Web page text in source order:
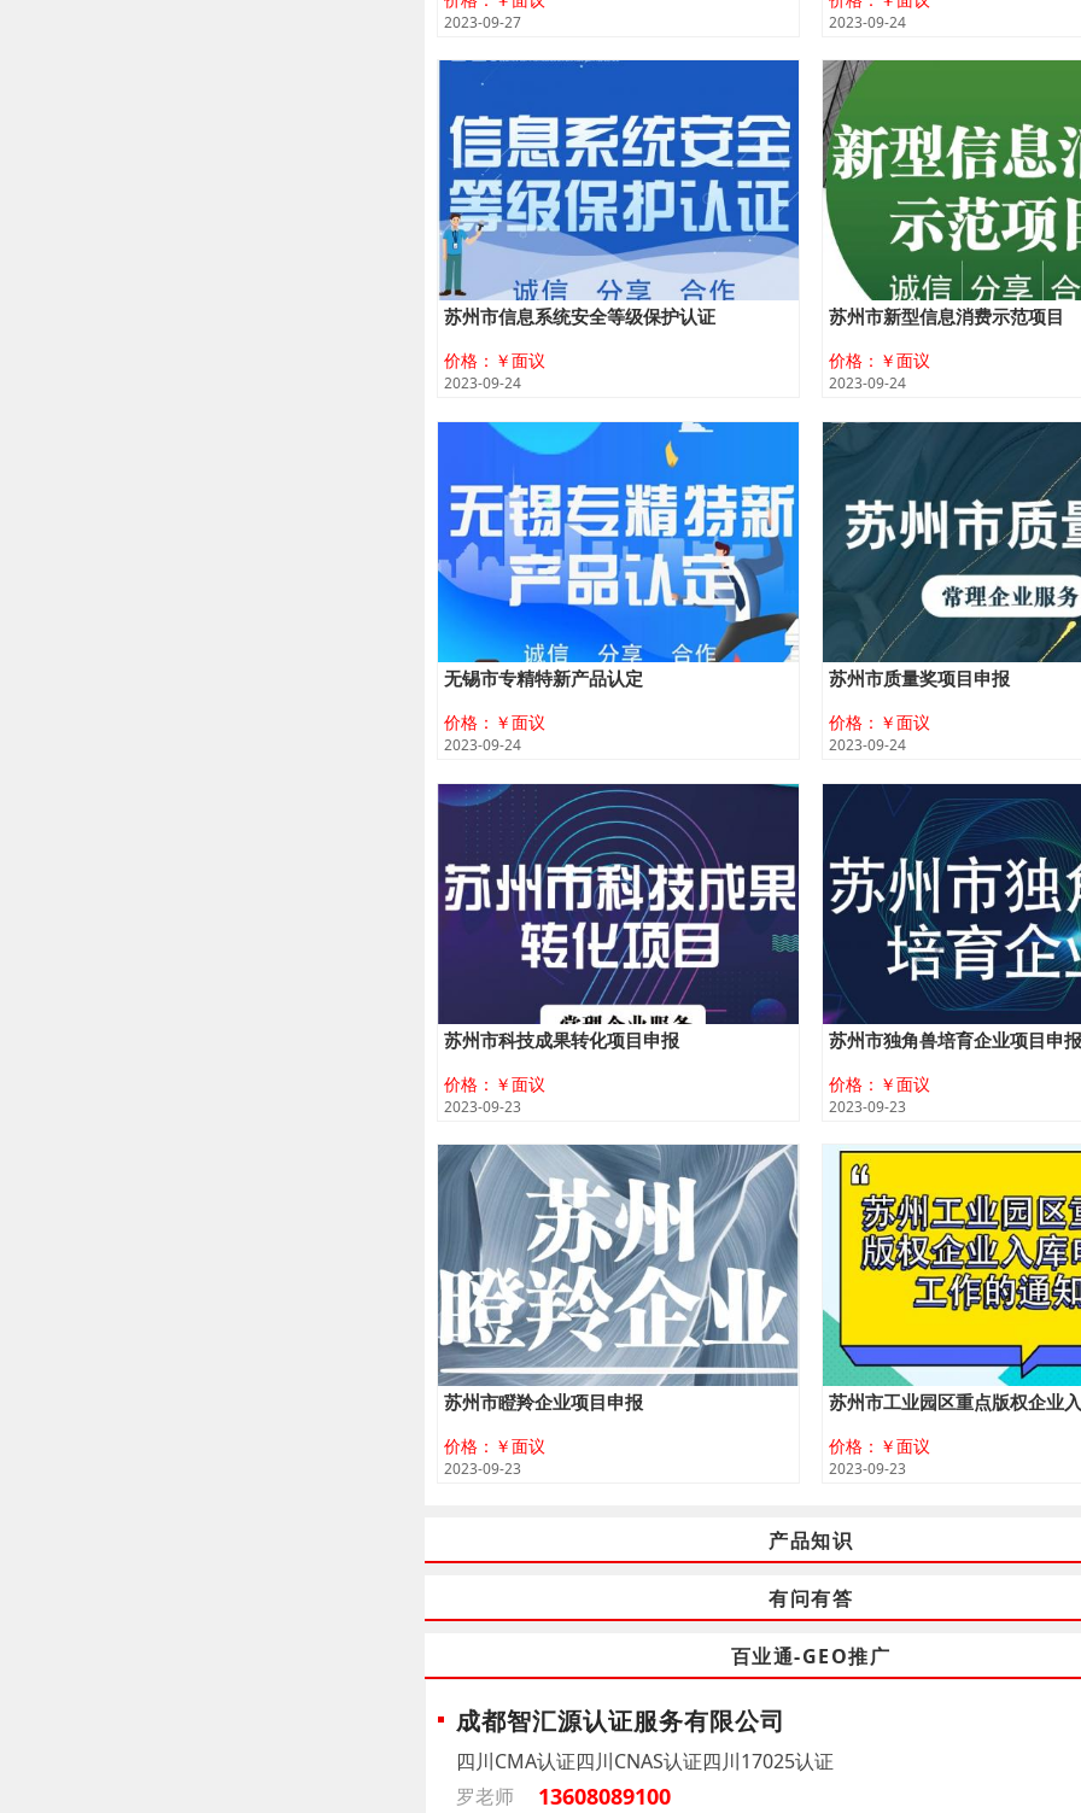
2023-09-27 2023-09-24
苏州市信息系统安全等级保护认证
价格：￥面议
2023-09-24
苏州市新型信息消费示范项目
价格：￥面议
2023-09-24
无锡市专精特新产品认定
价格：￥面议
2023-09-24
苏州市质量奖项目申报
价格：￥面议
2023-09-24
苏州市科技成果转化项目申报
价格：￥面议
2023-09-23
苏州市独角兽培育企业项目申
价格：￥面议
2023-09-23
苏州市瞪羚企业项目申报
价格：￥面议
2023-09-23
苏州市工业园区重点版权企业
价格：￥面议
2023-09-23
产品知识
有问有答
百业通-GEO推广
成都智汇源认证服务有限公司
四川CMA认证四川CNAS认证四川17025认证
罗老师
13608089100